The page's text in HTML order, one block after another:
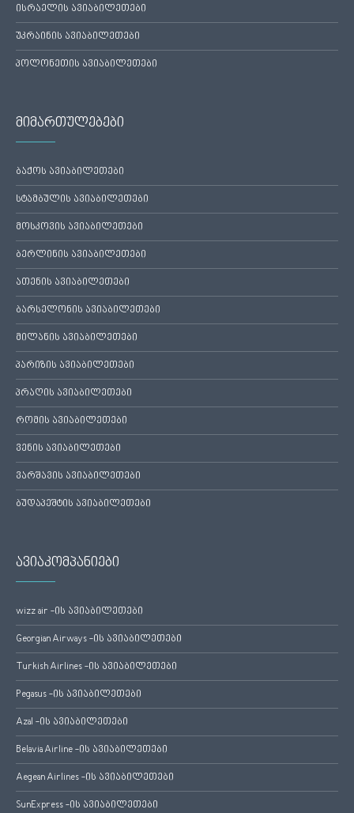
ისრაელის ავიაბილეთები
უკრაინის ავიაბილეთები
პოლონეთის ავიაბილეთები
მიმართულებები
ბაქოს ავიაბილეთები
სტამბულის ავიაბილეთები
მოსკოვის ავიაბილეთები
ბერლინის ავიაბილეთები
ათენის ავიაბილეთები
ბარსელონის ავიაბილეთები
მილანის ავიაბილეთები
პარიზის ავიაბილეთები
პრაღის ავიაბილეთები
რომის ავიაბილეთები
ვენის ავიაბილეთები
ვარშავის ავიაბილეთები
ბუდაპეშტის ავიაბილეთები
ავიაკომპანიები
wizz air -ის ავიაბილეთები
Georgian Airways -ის ავიაბილეთები
Turkish Airlines -ის ავიაბილეთები
Pegasus -ის ავიაბილეთები
Azal -ის ავიაბილეთები
Belavia Airline -ის ავიაბილეთები
Aegean Airlines -ის ავიაბილეთები
SunExpress -ის ავიაბილეთები